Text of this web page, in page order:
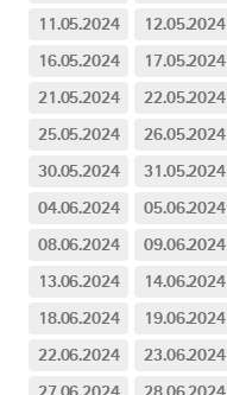
11.05.2024
12.05.2024
16.05.2024
17.05.2024
21.05.2024
22.05.2024
25.05.2024
26.05.2024
30.05.2024
31.05.2024
04.06.2024
05.06.2024
08.06.2024
09.06.2024
13.06.2024
14.06.2024
18.06.2024
19.06.2024
22.06.2024
23.06.2024